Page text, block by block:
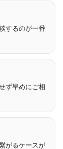
するのが一番
ず早めにご相
がるケースが